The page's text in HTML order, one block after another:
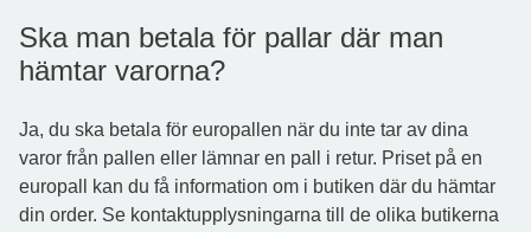
Ska man betala för pallar där man
hämtar varorna?
Ja, du ska betala för europallen när du inte tar av dina
varor från pallen eller lämnar en pall i retur. Priset på en
europall kan du få information om i butiken där du hämtar
din order. Se kontaktupplysningarna till de olika butikerna